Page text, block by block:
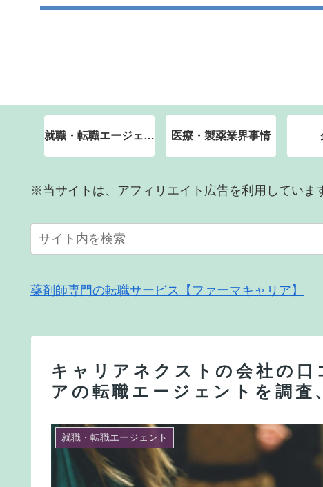
就職・転職エージェント 医療・製薬業界事情
※当サイトは、アフィリエイト広告を利用していま
薬剤師専門の転職サービス【ファーマキャリア】
キャリアネクストの会社の
アの転職エージェントを調査
就職・転職エージェント